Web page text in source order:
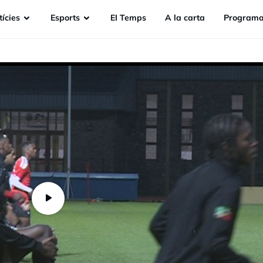
Esports EI Temps A la carta